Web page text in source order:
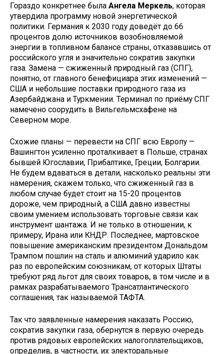
Гораздо конкретнее была Ангела Меркель, которая
утвердила программу новой энергетической
политики. Германия к 2030 году доведёт до 66
процентов долю источников возобновляемой
энергии в топливном балансе страны, отказавшись от
российского угля и значительно сократив закупки
газа. Замена — сжиженный природный газ (СПГ),
понятно, от главного бенефициара этих изменений —
США и небольшие поставки природного газа из
Азербайджана и Туркмении. Терминал по приёму СПГ
намечено соорудить в Вильгельмсхафене на
Северном море.
Схожие планы — перевести на СПГ всю Европу —
Вашингтон усиленно проталкивает в Польше, странах
бывшей Югославии, Прибалтике, Греции, Болгарии.
Не будем вдаваться в детали, насколько реальны эти
намерения, скажем только, что сжиженный газ в
любом случае будет стоит на 15-20 процентов
дороже, чем природный, а США давно известны
своим умением использовать торговые связи как
инструмент шантажа. И не только в отношении, к
примеру, Ирана или КНДР. Последнее, мартовское
повышение американским президентом Дональдом
Трампом пошлин на сталь и алюминий ударило как
раз по европейским союзникам, от которых Штаты
требуют ряд льгот для своих товаров, в том числе и в
рамках разрабатываемого Трансатлантического
соглашения, так называемой ТАФТА.
Так что заявленные намерения наказать Россию,
сократив закупки газа, обернутся в первую очередь
против рядовых европейских налогоплательщиков,
определив, в частности, их электоральные